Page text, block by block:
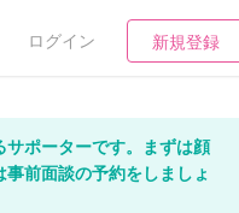
ログイン 新規登録
サポーターです。まずは顔
前面談の予約をしましょ